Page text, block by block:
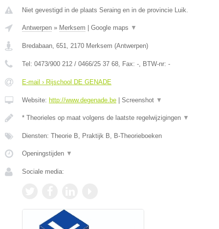
Niet gevestigd in de plaats Seraing en in de provincie Luik.
Antwerpen » Merksem Google maps ▼
Bredabaan, 651, 2170 Merksem (Antwerpen)
Tel: 0473/900 212 / 0466/25 37 68, Fax: -, BTW-nr: -
E-mail › Rijschool DE GENADE
Website: http://www.degenade.be Screenshot ▼
* Theorieles op maat volgens de laatste regelwijzigingen ▼
Diensten: Theorie B, Praktijk B, B-Theorieboeken
Openingstijden ▼
Sociale media: